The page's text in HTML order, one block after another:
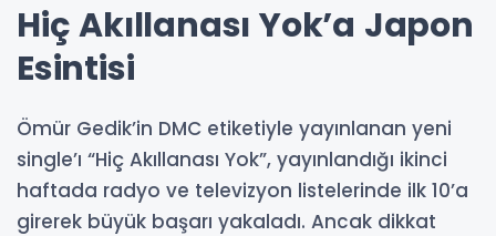
Hiç Akıllanası Yok’a Japon
Esintisi
Ömür Gedik’in DMC etiketiyle yayınlanan yeni
single’ı “Hiç Akıllanası Yok”, yayınlandığı ikinci
haftada radyo ve televizyon listelerinde ilk 10’a
girerek büyük başarı yakaladı. Ancak dikkat